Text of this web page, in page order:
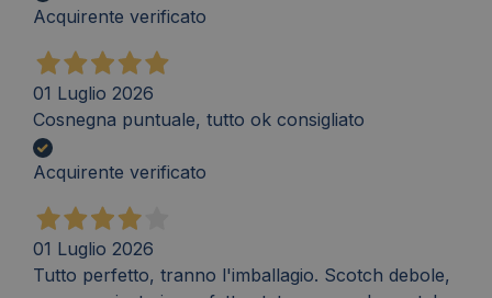
Acquirente verificato
01 Luglio 2026
Cosnegna puntuale, tutto ok consigliato
Acquirente verificato
01 Luglio 2026
Tutto perfetto, tranno l'imballagio. Scotch debole,